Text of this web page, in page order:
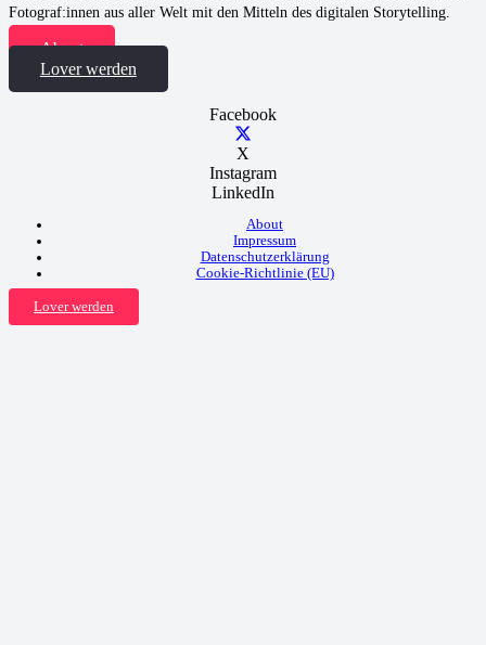
Fotograf:innen aus aller Welt mit den Mitteln des digitalen Storytelling.
About
Lover werden
Facebook
X
Instagram
LinkedIn
About
Impressum
Datenschutzerklärung
Cookie-Richtlinie (EU)
Lover werden